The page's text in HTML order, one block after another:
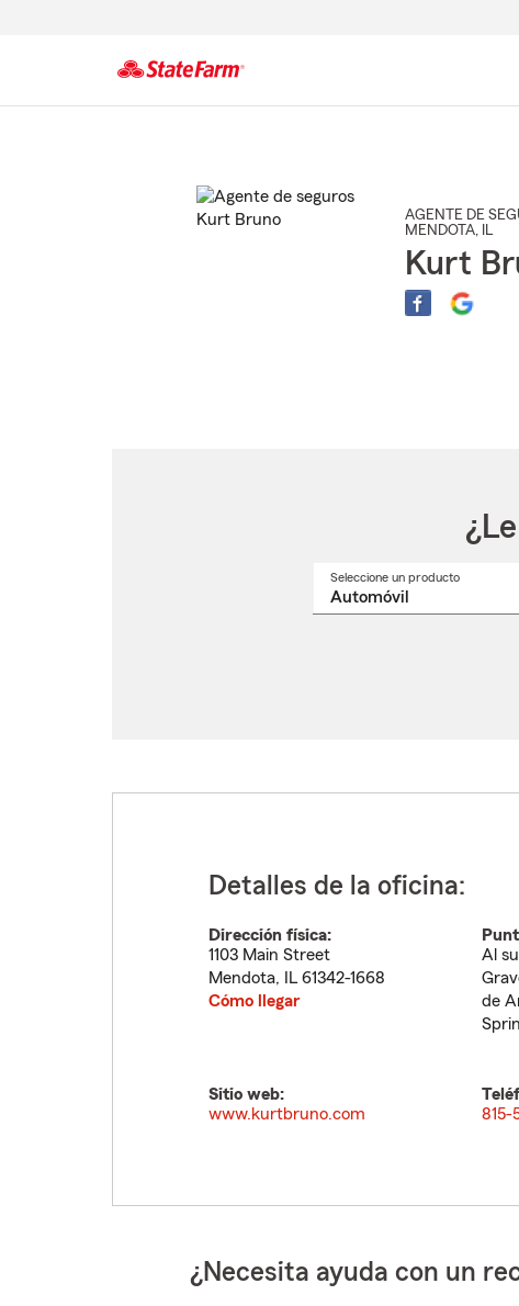
AGENTE DE
MENDOTA, IL
Kurt
Seleccione un productoSeleccione
Detalles de la oficina:
Dirección física:
1103 Main Street
Mendota, IL 61342-1668
Cómo llegar
Al
de
Sitio web:
www.kurtbruno.com
815-
¿Necesita ayuda con un